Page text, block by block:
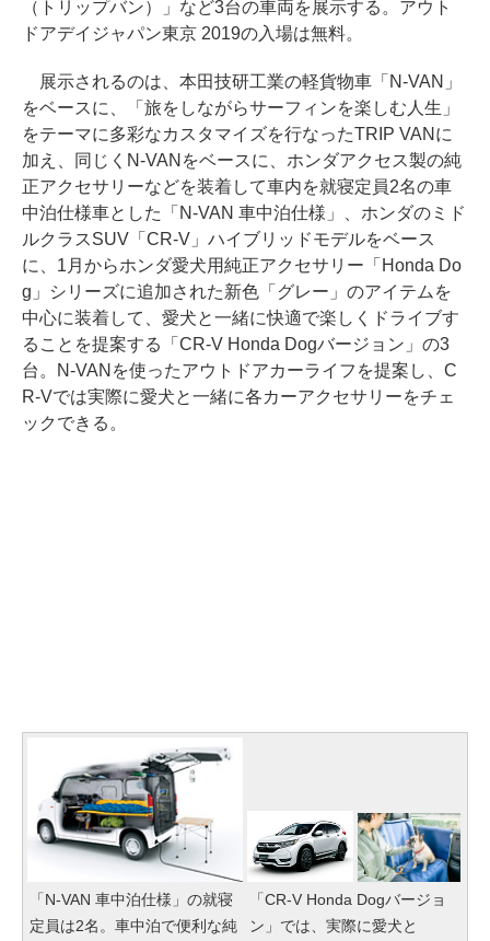
（トリップバン）」など3台の車両を展示する。アウト
ドアデイジャパン東京 2019の入場は無料。
展示されるのは、本田技研工業の軽貨物車「N-VAN」
をベースに、「旅をしながらサーフィンを楽しむ人生」
をテーマに多彩なカスタマイズを行なったTRIP VANに
加え、同じくN-VANをベースに、ホンダアクセス製の純
正アクセサリーなどを装着して車内を就寝定員2名の車
中泊仕様車とした「N-VAN 車中泊仕様」、ホンダのミド
ルクラスSUV「CR-V」ハイブリッドモデルをベース
に、1月からホンダ愛犬用純正アクセサリー「Honda Do
g」シリーズに追加された新色「グレー」のアイテムを
中心に装着して、愛犬と一緒に快適で楽しくドライブす
ることを提案する「CR-V Honda Dogバージョン」の3
台。N-VANを使ったアウトドアカーライフを提案し、C
R-Vでは実際に愛犬と一緒に各カーアクセサリーをチェ
ックできる。
「N-VAN 車中泊仕様」の就寝
定員は2名。車中泊で便利な純
「CR-V Honda Dogバージョ
ン」では、実際に愛犬と